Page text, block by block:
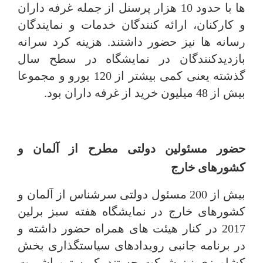
ها با حدود 10 هزار پرسنل از جمله غرفه داران
و کارکنان، ارائه کنندگان خدمات و نمایندگان
رسانه ها نیز حضور داشتند. هزینه کرد سرانه
بازدیدکنندگان در نمایشگاه در سطح سال
گذشته یعنی کمی بیشتر از 120 یورو و مجموعا
بیش از 48 میلیون خرید از غرفه داران بود.
حضور مسئولین دولتی مطرح از آلمان و
کشورهای خارج
بیش از 200 مسئول دولتی سرشناس از آلمان و
کشورهای خارج در نمایشگاه هفته سبز برلین
2017 در کنار هیئت های همراه حضور داشته و
در برنامه جانبی رویدادهای سیاستگذاری بخش